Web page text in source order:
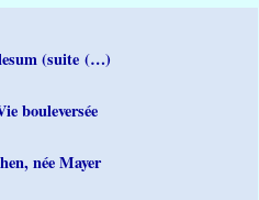
(suite (…)
bouleversée
née Mayer